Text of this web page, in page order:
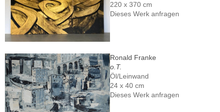
220 x 370 cm
Dieses Werk anfragen
Ronald Franke
o.T.
Öl/Leinwand
24 x 40 cm
Dieses Werk anfragen